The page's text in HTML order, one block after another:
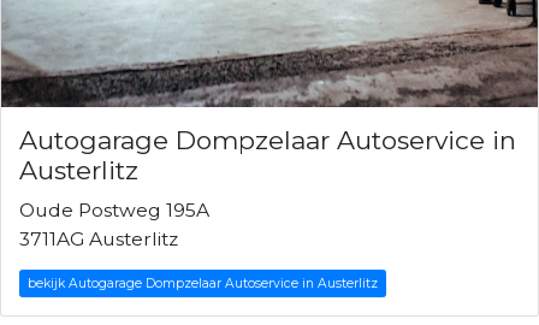
Autogarage Dompzelaar Autoservice in
Austerlitz
Oude Postweg 195A
3711AG Austerlitz
bekijk Autogarage Dompzelaar Autoservice in Austerlitz